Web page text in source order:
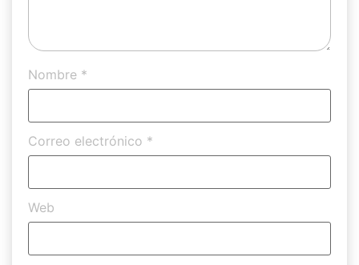
Nombre *
Correo electrónico *
Web